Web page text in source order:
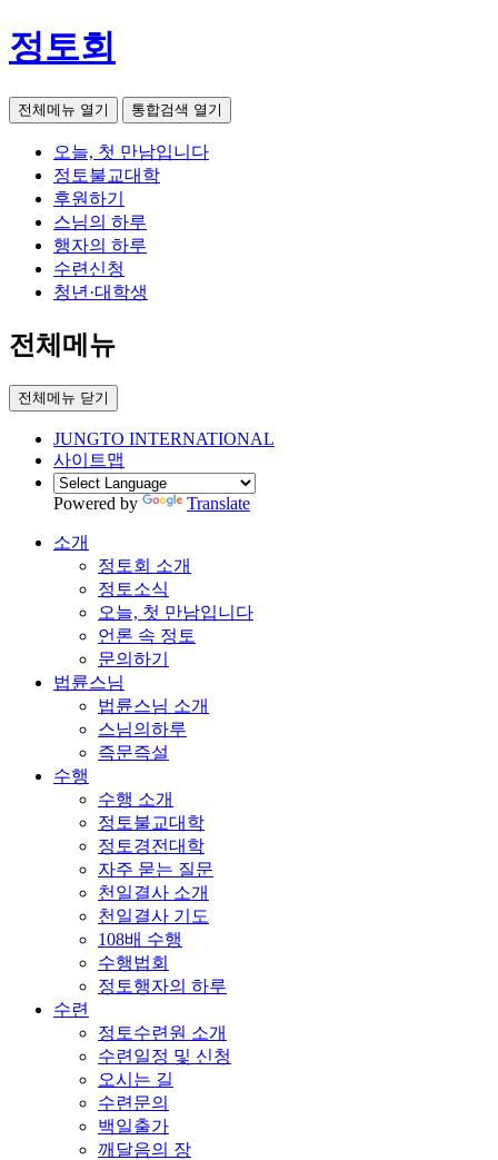
정토회
전체메뉴 열기 통합검색 열기
오늘, 첫 만남입니다
정토불교대학
후원하기
스님의 하루
행자의 하루
수련신청
청년·대학생
전체메뉴
전체메뉴 닫기
JUNGTO INTERNATIONAL
사이트맵
Powered by Translate
소개
정토회 소개
정토소식
오늘, 첫 만남입니다
언론 속 정토
문의하기
법륜스님
법륜스님 소개
스님의하루
즉문즉설
수행
수행 소개
정토불교대학
정토경전대학
자주 묻는 질문
천일결사 소개
천일결사 기도
108배 수행
수행법회
정토행자의 하루
수련
정토수련원 소개
수련일정 및 신청
오시는 길
수련문의
백일출가
깨달음의 장